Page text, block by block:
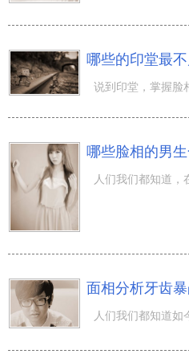
哪些的印堂最
哪些脸相的男
面相分析牙齿